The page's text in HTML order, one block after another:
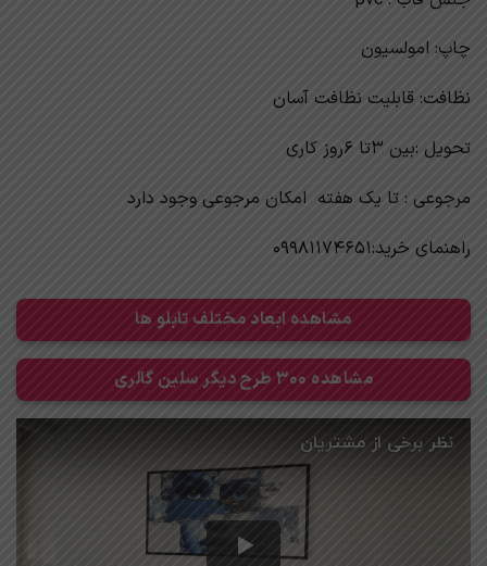
چاپ: امولسیون
نظافت: قابلیت نظافت آسان
تحویل :بین 3تا 6روز کاری
مرجوعی : تا یک هفته امکان مرجوعی وجود دارد
راهنمای خرید:09981174651
مشاهده ابعاد مختلف تابلو ها
مشاهده 300 طرح دیگر سلین گالری